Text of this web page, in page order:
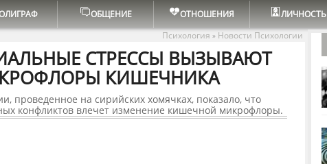
ОБЩЕНИЕ ОТНОШЕНИЯ ЛИЧНОСТЬ
Психология » Новости Психологии
СТРЕССЫ ВЫЗЫВАЮТ
КИШЕЧНИКА
проведенное на сирийских хомячках, показало, что
конфликтов влечет изменение кишечной микрофлоры.